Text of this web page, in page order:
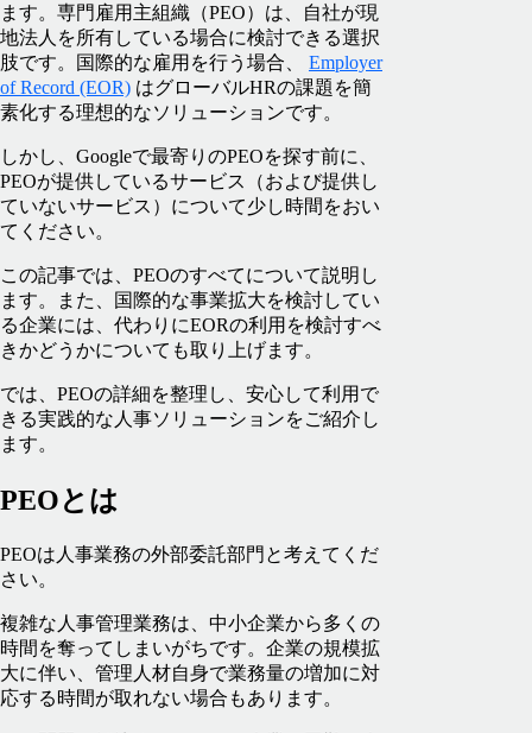
ます。専門雇用主組織（PEO）は、自社が現
地法人を所有している場合に検討できる選択
肢です。国際的な雇用を行う場合、 Employer
of Record (EOR) はグローバルHRの課題を簡
素化する理想的なソリューションです。
しかし、Googleで最寄りのPEOを探す前に、
PEOが提供しているサービス（および提供し
ていないサービス）について少し時間をおい
てください。
この記事では、PEOのすべてについて説明し
ます。また、国際的な事業拡大を検討してい
る企業には、代わりにEORの利用を検討すべ
きかどうかについても取り上げます。
では、PEOの詳細を整理し、安心して利用で
きる実践的な人事ソリューションをご紹介し
ます。
PEOとは
PEOは人事業務の外部委託部門と考えてくだ
さい。
複雑な人事管理業務は、中小企業から多くの
時間を奪ってしまいがちです。企業の規模拡
大に伴い、管理人材自身で業務量の増加に対
応する時間が取れない場合もあります。